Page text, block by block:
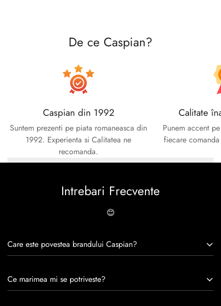
De ce Caspian?
Caspian din 1992
Suntem prezenti pe piata romaneasca din
1992. Experienta si Calitatea ne
recomanda.
Calitate
Punem accent
fiecare
Intrebari Frecvente
😊
Care este povestea brandului Caspian?
experiență de peste 30 de ani în industria modei, Caspian se
Ce marimea mi se potriveste?